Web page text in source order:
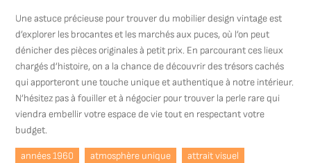
Une astuce précieuse pour trouver du mobilier design vintage est
d’explorer les brocantes et les marchés aux puces, où l’on peut
dénicher des pièces originales à petit prix. En parcourant ces lieux
chargés d’histoire, on a la chance de découvrir des trésors cachés
qui apporteront une touche unique et authentique à notre intérieur.
N’hésitez pas à fouiller et à négocier pour trouver la perle rare qui
viendra embellir votre espace de vie tout en respectant votre
budget.
années 1960 atmosphère unique
attrait visuel